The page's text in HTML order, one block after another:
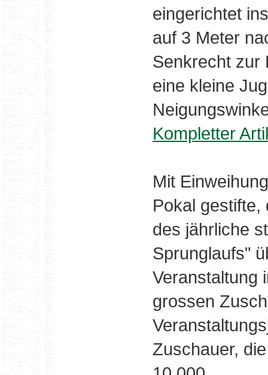
eingerichtet
auf 3 Meter
Senkrecht zur
eine kleine
Kompletter
Mit
Pokal gestifte,
des jährliche
Sprunglaufs"
Veranstaltung
grossen
Zuschauer,